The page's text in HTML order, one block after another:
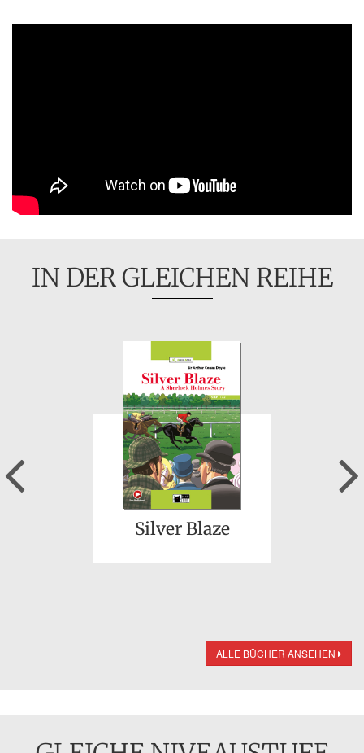
IN DER GLEICHEN REIHE
Silver Blaze
Previous
ALLE BÜCHER ANSEHEN